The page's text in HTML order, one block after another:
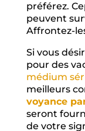
préférez.
peuvent
Affrontez-
Si vous
pour des
médium
meilleurs
voyance
seront
de votre